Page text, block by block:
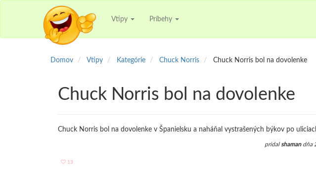
Vtipy Príbehy
Domov Vtipy Kategórie Chuck Norris Chuck Norris bol na dovolenke
Chuck Norris bol na dovolenke
Chuck Norris bol na dovolenke v Španielsku a naháňal vystrašených býkov po
pridal shamandňa
13